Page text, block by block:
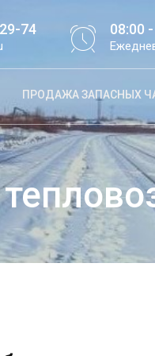
74 08:00
ПРОДАЖА ЗАПАСНЫХ